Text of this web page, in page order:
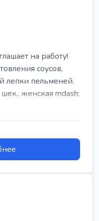
на работу!
соусов,
лепки пельменей.
женская mdash;